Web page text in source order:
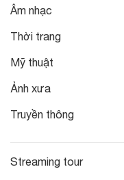
Âm nhạc
Thời trang
Mỹ thuật
Ảnh xưa
Truyền thông
Streaming tour